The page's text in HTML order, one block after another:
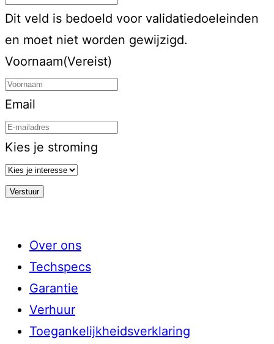
Dit veld is bedoeld voor validatiedoeleinden
en moet niet worden gewijzigd.
Voornaam(Vereist)
Email
Kies je stroming
Over ons
Techspecs
Garantie
Verhuur
Toegankelijkheidsverklaring